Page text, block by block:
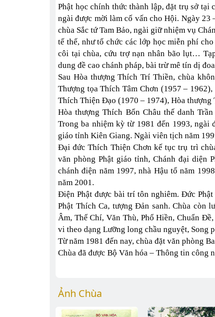
Phật học chính thức thành lập, đặt trụ sở tại
ngài được mời làm cố vấn cho Hội. Ngày 23
chùa Sắc tứ Tam Bảo, ngài giữ nhiệm vụ
tế thế, như tổ chức các lớp học miễn phí
côi tại chùa, cứu trợ nạn nhân bão lụt…
dung đề cao chánh pháp, bài trừ mê tín dị
Sau Hòa thượng Thích Trí Thiền, chùa
Thượng tọa Thích Tâm Chơn (1957 –
Thích Thiện Đạo (1970 – 1974), Hòa thượng
Hòa thượng Thích Bổn Châu thế danh
Trong ba nhiệm kỳ từ 1981 đến 1993, ngài
giáo tỉnh Kiên Giang. Ngài viên tịch năm
Đại đức Thích Thiện Chơn kế tục trụ trì
văn phòng Phật giáo tỉnh, Chánh đại diện
chánh điện năm 1997, nhà Hậu tổ năm
năm 2001.
Điện Phật được bài trí tôn nghiêm. Đức
Phật Thích Ca, tượng Đản sanh. Chùa còn
Âm, Thế Chí, Văn Thù, Phổ Hiền, Chuẩn
vi theo dạng Lưỡng long chầu nguyệt, Song
Từ năm 1981 đến nay, chùa đặt văn phòng
Chùa đã được Bộ Văn hóa – Thông tin công
Ảnh Chùa